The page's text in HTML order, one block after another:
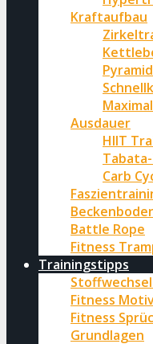
Kraftaufbau
Ausdauer
HIIT
Carb
Battle Rope
Fitness
Trainingstipps
Fitness
Fitness
Grundlagen